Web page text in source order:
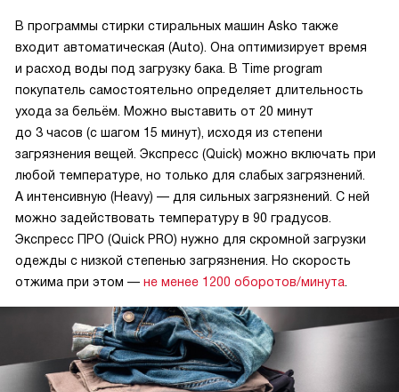
В программы стирки стиральных машин Asko также
входит автоматическая (Auto). Она оптимизирует время
и расход воды под загрузку бака. В Time program
покупатель самостоятельно определяет длительность
ухода за бельём. Можно выставить от 20 минут
до 3 часов (с шагом 15 минут), исходя из степени
загрязнения вещей. Экспресс (Quick) можно включать при
любой температуре, но только для слабых загрязнений.
А интенсивную (Heavy) — для сильных загрязнений. С ней
можно задействовать температуру в 90 градусов.
Экспресс ПРО (Quick PRO) нужно для скромной загрузки
одежды с низкой степенью загрязнения. Но скорость
отжима при этом — не менее 1200 оборотов/минута